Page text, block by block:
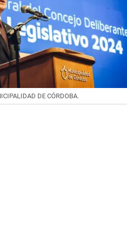
DE CÓRDOBA.